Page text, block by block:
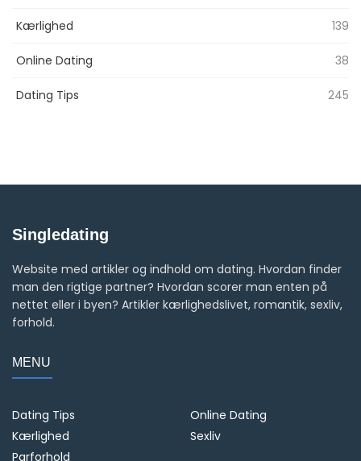
Kærlighed 139
Online Dating 38
Dating Tips 245
Singledating
Website med artikler og indhold om dating. Hvordan finder
man den rigtige partner? Hvordan scorer man enten på
nettet eller i byen? Artikler kærlighedslivet, romantik, sexliv,
forhold.
MENU
Dating Tips
Online Dating
Kærlighed
Sexliv
Parforhold